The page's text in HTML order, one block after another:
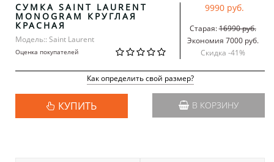
СУМКА SAINT LAURENT
MONOGRAM КРУГЛАЯ
КРАСНАЯ
Модель:: Saint Laurent
Оценка покупателей
9990 руб.
Старая:16990 руб.
Экономия 7000 руб.
Скидка -41%
Как определить свой размер?
КУПИТЬ В КОРЗИНУ